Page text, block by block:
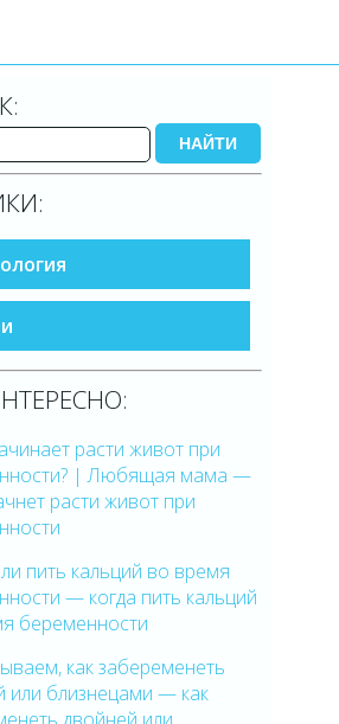
НАЙТИ
расти живот при
| Любящая мама —
расти живот при
пить кальций во время
— когда пить кальций
беременности
как забеременеть
или близнецами — как